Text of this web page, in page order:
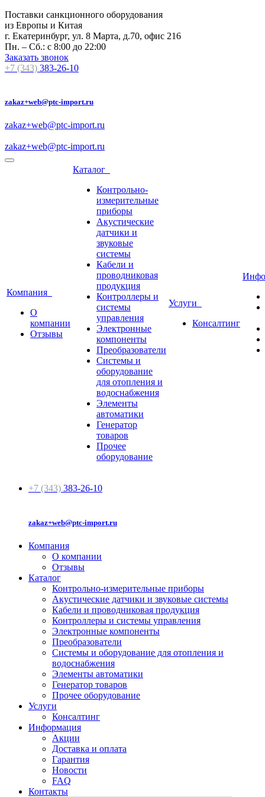
Поставки санкционного оборудования
из Европы и Китая
г. Екатеринбург, ул. 8 Марта, д.70, офис 216
Пн. – Сб.: с 8:00 до 22:00
Заказать звонок
+7 (343) 383-26-10
zakaz+web@ptc-import.ru
zakaz+web@ptc-import.ru
zakaz+web@ptc-import.ru
Компания
О
компании
Отзывы
Каталог
Контрольно-
измерительные
приборы
Акустические
датчики и
звуковые
системы
Кабели и
проводниковая
продукция
Контроллеры и
системы
управления
Электронные
компоненты
Преобразователи
Системы и
оборудование
для отопления и
водоснабжения
Элементы
автоматики
Генератор
товаров
Прочее
оборудование
Услуги
Консалтинг
+7 (343) 383-26-10
zakaz+web@ptc-import.ru
Компания
О компании
Отзывы
Каталог
Контрольно-измерительные приборы
Акустические датчики и звуковые системы
Кабели и проводниковая продукция
Контроллеры и системы управления
Электронные компоненты
Преобразователи
Системы и оборудование для отопления и
водоснабжения
Элементы автоматики
Генератор товаров
Прочее оборудование
Услуги
Консалтинг
Информация
Акции
Доставка и оплата
Гарантия
Новости
FAQ
Контакты